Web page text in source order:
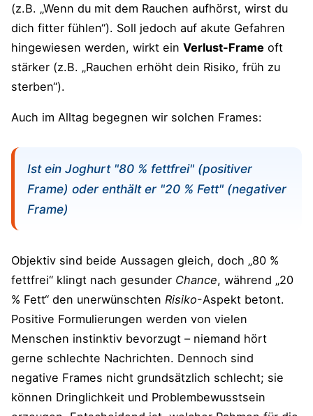
(z.B. „Wenn du mit dem Rauchen aufhörst, wirst du
dich fitter fühlen“). Soll jedoch auf akute Gefahren
hingewiesen werden, wirkt ein Verlust-Frame oft
stärker (z.B. „Rauchen erhöht dein Risiko, früh zu
sterben“)​.
Auch im Alltag begegnen wir solchen Frames:
Ist ein Joghurt "80 % fettfrei" (positiver
Frame) oder enthält er "20 % Fett" (negativer
Frame)
Objektiv sind beide Aussagen gleich, doch „80 %
fettfrei“ klingt nach gesunder Chance, während „20
% Fett“ den unerwünschten Risiko-Aspekt betont.
Positive Formulierungen werden von vielen
Menschen instinktiv bevorzugt – niemand hört
gerne schlechte Nachrichten. Dennoch sind
negative Frames nicht grundsätzlich schlecht; sie
können Dringlichkeit und Problembewusstsein